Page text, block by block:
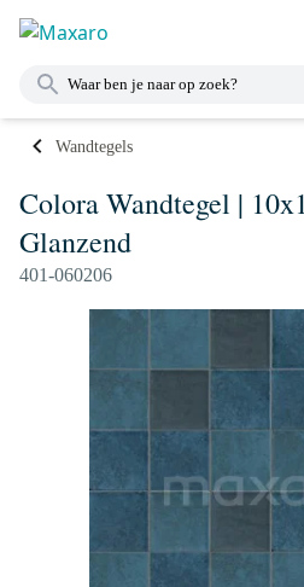
Wandtegels
Colora Wandtegel |
Glanzend
401-060206